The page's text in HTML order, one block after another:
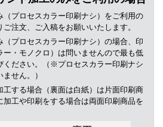
（プロセスカラー印刷ナシ）をご利用の
注文、ご入稿をお願いいたします。
（プロセスカラー印刷ナシ）の場合、印
ー・モノクロ）は問いませんので最も低
ください。（※プロセスカラー印刷ナシ
せん。）
工する場合（裏面は白紙）は片面印刷商
加工や印刷をする場合は両面印刷商品を